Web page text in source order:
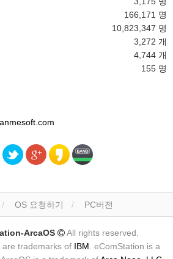
166,171 명
10,823,347 명
3,272 개
4,744 개
155 명
OS 요청하기 PC버전
ArcaOS
All rights reserved.
are trademarks of IBM . eComStation is a